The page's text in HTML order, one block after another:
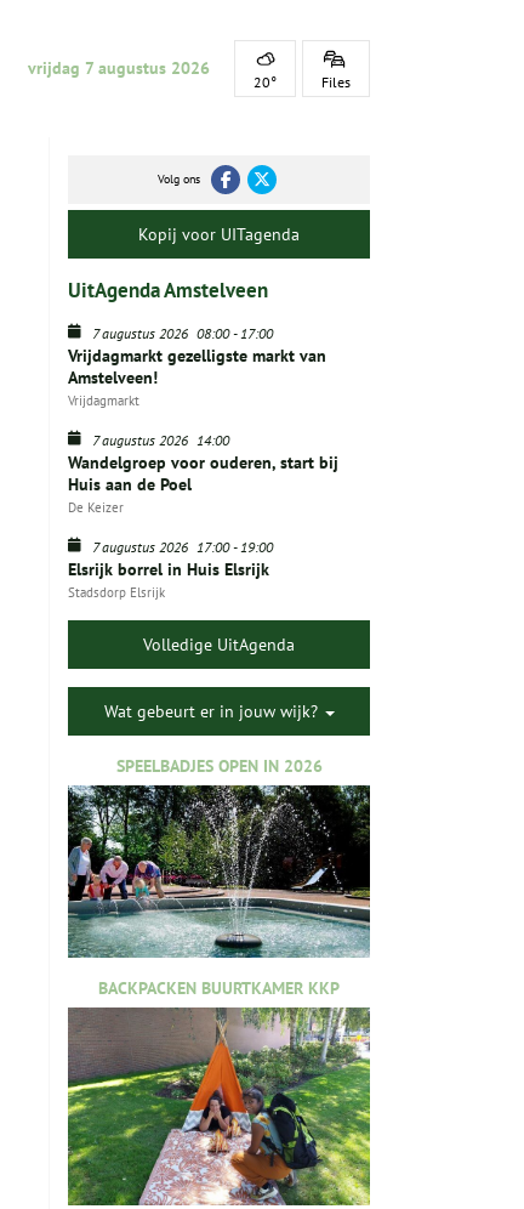
vrijdag 7 augustus 2026
20° Files
Volg ons
Kopij voor UITagenda
UitAgenda Amstelveen
7 augustus 2026 08:00-17:00
Vrijdagmarkt gezelligste markt van
Amstelveen!
Vrijdagmarkt
7 augustus 2026 14:00
Wandelgroep voor ouderen, start bij
Huis aan de Poel
De Keizer
7 augustus 2026 17:00-19:00
Elsrijk borrel in Huis Elsrijk
Stadsdorp Elsrijk
Volledige UitAgenda
Wat gebeurt er in jouw wijk?
SPEELBADJES OPEN IN 2026
BACKPACKEN BUURTKAMER KKP